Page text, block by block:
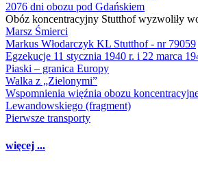
2076 dni obozu pod Gdańskiem
Obóz koncentracyjny Stutthof wyzwoliły
Marsz Śmierci
Markus Włodarczyk KL Stutthof - nr 79059
Egzekucje 11 stycznia 1940 r. i 22 marca
Piaski – granica Europy
Walka z „Zielonymi”
Wspomnienia więźnia obozu
Lewandowskiego (fragment)
Pierwsze transporty
więcej ...